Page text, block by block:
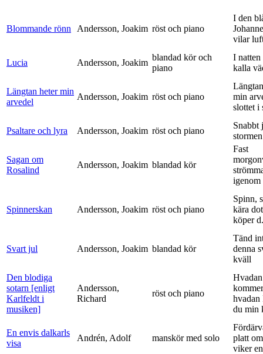
Blommande rönn Andersson, Joakim röst och piano
I den
vilar
Lucia Andersson, Joakim
blandad kör och
piano
I natten
kalla
Längtan heter min
arvedel
Andersson, Joakim röst och piano
min
slottet i
Psaltare och lyra Andersson, Joakim röst och piano
Snabbt
Sagan om
Rosalind
Andersson, Joakim blandad kör
Fast
igenom
Spinnerskan Andersson, Joakim röst och piano
Spinn,
kära
köper
Svart jul Andersson, Joakim blandad kör
Tänd
denna
kväll
Den blodiga
sotarn [enligt
Karlfeldt i
musiken]
Andersson,
Richard
röst och piano
Hvadan
hvadan
du min
En envis dalkarls
visa
Andrén, Adolf manskör med solo
platt
viker